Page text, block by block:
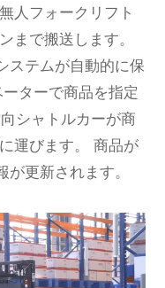
人フォークリフト
まで搬送します。
ステムが自動的に保
ターで商品を指定
シャトルカーが商
運びます。 商品が
更新されます。